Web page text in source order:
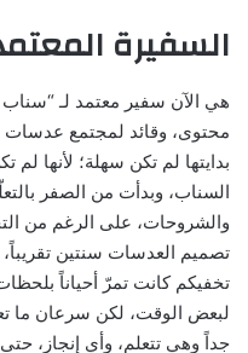
السفيرة
هي الآن سفير معتمد لـ
محتوى، وقائد لمجتمع عدسات
بدايتها لم تكن سهلة؛ لأنها
السناب، وبدأت من الصفر
والشروحات، على الرغم من
تصميم العدسات سنتين
تخفيكم كانت تمرّ أحياناً
لبعض الوقت، لكن سرعان ما
جداً وهي تتعلم، وأي إنجاز،